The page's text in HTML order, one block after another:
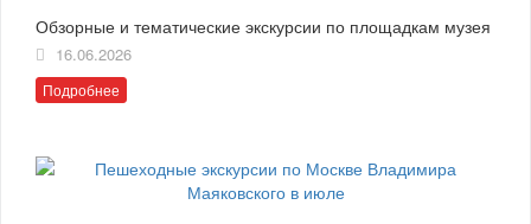
Обзорные и тематические экскурсии по площадкам музея
16.06.2026
Подробнее